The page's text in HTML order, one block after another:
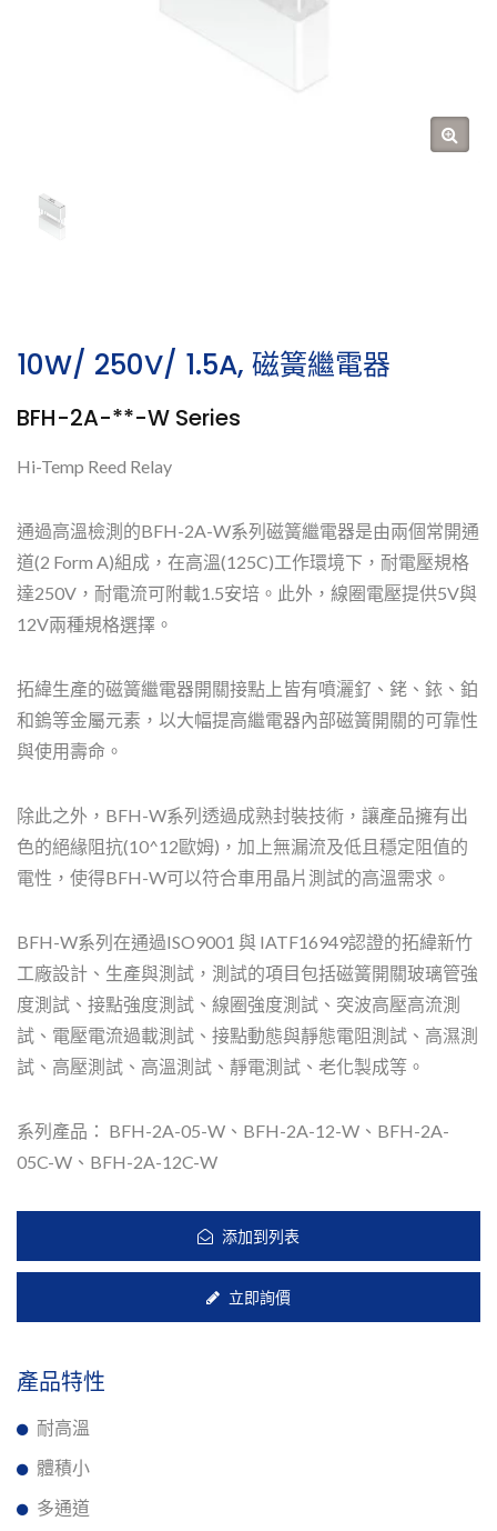
10W/ 250V/ 1.5A, 磁簧繼電器
BFH-2A-**-W Series
Hi-Temp Reed Relay
通過高溫檢測的BFH-2A-W系列磁簧繼電器是由兩個常開通
道(2 Form A)組成，在高溫(125C)工作環境下，耐電壓規格
達250V，耐電流可附載1.5安培。此外，線圈電壓提供5V與
12V兩種規格選擇。
拓緯生產的磁簧繼電器開關接點上皆有噴灑釕、銠、銥、鉑
和鎢等金屬元素，以大幅提高繼電器內部磁簧開關的可靠性
與使用壽命。
除此之外，BFH-W系列透過成熟封裝技術，讓產品擁有出
色的絕緣阻抗(10^12歐姆)，加上無漏流及低且穩定阻值的
電性，使得BFH-W可以符合車用晶片測試的高溫需求。
BFH-W系列在通過ISO9001 與 IATF16949認證的拓緯新竹
工廠設計、生產與測試，測試的項目包括磁簧開關玻璃管強
度測試、接點強度測試、線圈強度測試、突波高壓高流測
試、電壓電流過載測試、接點動態與靜態電阻測試、高濕測
試、高壓測試、高溫測試、靜電測試、老化製成等。
系列產品： BFH-2A-05-W、BFH-2A-12-W、BFH-2A-
05C-W、BFH-2A-12C-W
添加到列表
立即詢價
產品特性
耐高溫
體積小
多通道